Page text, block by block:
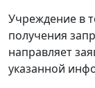
Учреждение в
получения
направляет
указанной